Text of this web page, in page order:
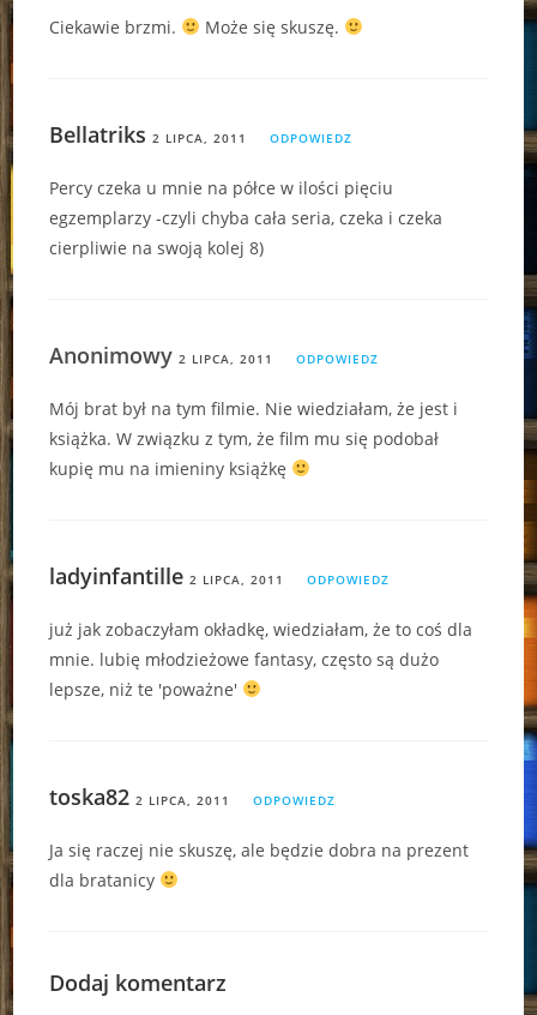
Ciekawie brzmi. Może się skuszę.
Bellatriks 2 LIPCA, 2011 ODPOWIEDZ
Percy czeka u mnie na półce w ilości pięciu
egzemplarzy -czyli chyba cała seria, czeka i czeka
cierpliwie na swoją kolej 8)
Anonimowy2 LIPCA, 2011 ODPOWIEDZ
Mój brat był na tym filmie. Nie wiedziałam, że jest i
książka. W związku z tym, że film mu się podobał
kupię mu na imieniny książkę
ladyinfantille 2 LIPCA, 2011 ODPOWIEDZ
już jak zobaczyłam okładkę, wiedziałam, że to coś dla
mnie. lubię młodzieżowe fantasy, często są dużo
lepsze, niż te 'poważne'
toska82 2 LIPCA, 2011 ODPOWIEDZ
Ja się raczej nie skuszę, ale będzie dobra na prezent
dla bratanicy
Dodaj komentarz